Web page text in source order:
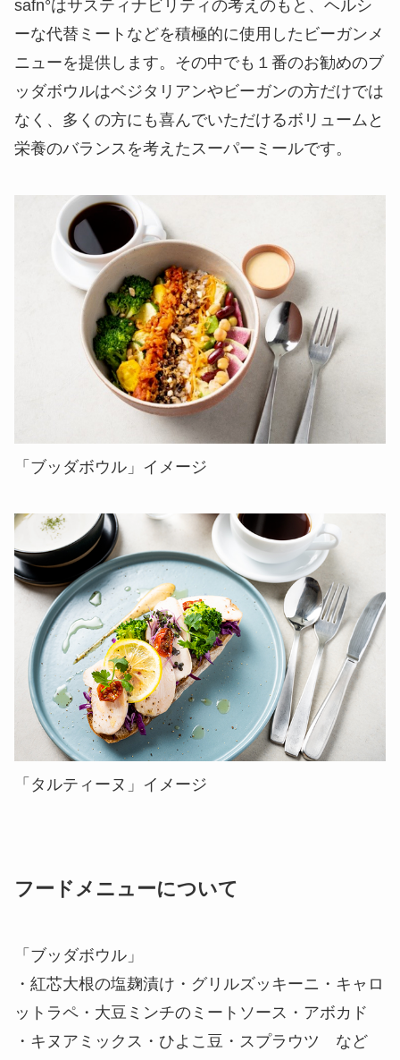
safn°はサスティナビリティの考えのもと、ヘルシ
ーな代替ミートなどを積極的に使用したビーガンメ
ニューを提供します。その中でも１番のお勧めのブ
ッダボウルはベジタリアンやビーガンの方だけでは
なく、多くの方にも喜んでいただけるボリュームと
栄養のバランスを考えたスーパーミールです。
「ブッダボウル」イメージ
「タルティーヌ」イメージ
フードメニューについて
「ブッダボウル」
・紅芯大根の塩麹漬け・グリルズッキーニ・キャロ
ットラペ・大豆ミンチのミートソース・アボカド
・キヌアミックス・ひよこ豆・スプラウツ など